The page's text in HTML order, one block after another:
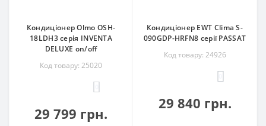
Кондиціонер Olmo OSH-
18LDH3 серія INVENTA
DELUXE on/off
Код товару: 25020
29 799 грн.
Кондиціонер EWT Clima S-
090GDP-HRFN8 серії PASSAT
Код товару: 24926
29 840 грн.